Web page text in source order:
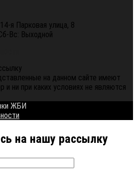
я Парковая улица, 8
Вс: Выходной
на данном сайте имеют
и ни при каких условиях не являются
ЖБИ
на нашу рассылку